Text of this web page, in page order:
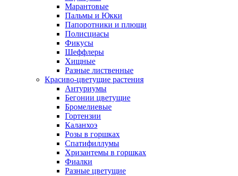
Марантовые
Пальмы и Юкки
Папоротники и плющи
Полисциасы
Фикусы
Шеффлеры
Хищные
Разные лиственные
Красиво-цветущие растения
Антуриумы
Бегонии цветущие
Бромелиевые
Гортензии
Каланхоэ
Розы в горшках
Спатифиллумы
Хризантемы в горшках
Фиалки
Разные цветущие